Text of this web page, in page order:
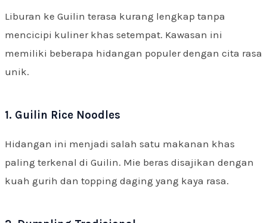
Liburan ke Guilin terasa kurang lengkap tanpa
mencicipi kuliner khas setempat. Kawasan ini
memiliki beberapa hidangan populer dengan cita rasa
unik.
1. Guilin Rice Noodles
Hidangan ini menjadi salah satu makanan khas
paling terkenal di Guilin. Mie beras disajikan dengan
kuah gurih dan topping daging yang kaya rasa.